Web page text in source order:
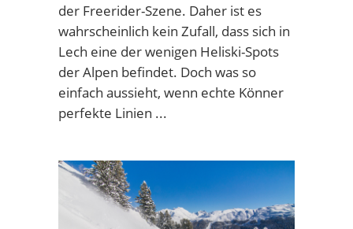
der Freerider-Szene. Daher ist es
wahrscheinlich kein Zufall, dass sich in
Lech eine der wenigen Heliski-Spots
der Alpen befindet. Doch was so
einfach aussieht, wenn echte Könner
perfekte Linien